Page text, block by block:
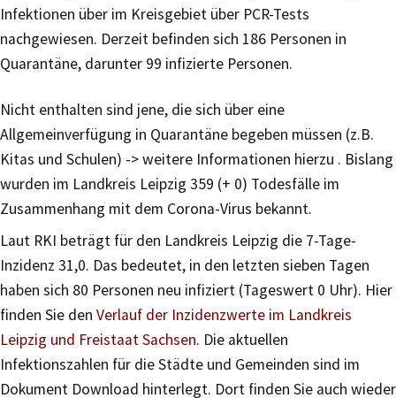
Infektionen über im Kreisgebiet über PCR-Tests
nachgewiesen. Derzeit befinden sich 186 Personen in
Quarantäne, darunter 99 infizierte Personen.
Nicht enthalten sind jene, die sich über eine
Allgemeinverfügung in Quarantäne begeben müssen (z.B.
Kitas und Schulen) -> weitere Informationen hierzu . Bislang
wurden im Landkreis Leipzig 359 (+ 0) Todesfälle im
Zusammenhang mit dem Corona-Virus bekannt.
Laut RKI beträgt für den Landkreis Leipzig die 7-Tage-
Inzidenz 31,0. Das bedeutet, in den letzten sieben Tagen
haben sich 80 Personen neu infiziert (Tageswert 0 Uhr). Hier
finden Sie den Verlauf der Inzidenzwerte im Landkreis
Leipzig und Freistaat Sachsen. Die aktuellen
Infektionszahlen für die Städte und Gemeinden sind im
Dokument Download hinterlegt. Dort finden Sie auch wieder